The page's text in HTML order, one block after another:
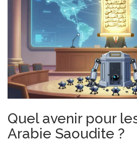
Quel avenir pour
Arabie Saoudite ?